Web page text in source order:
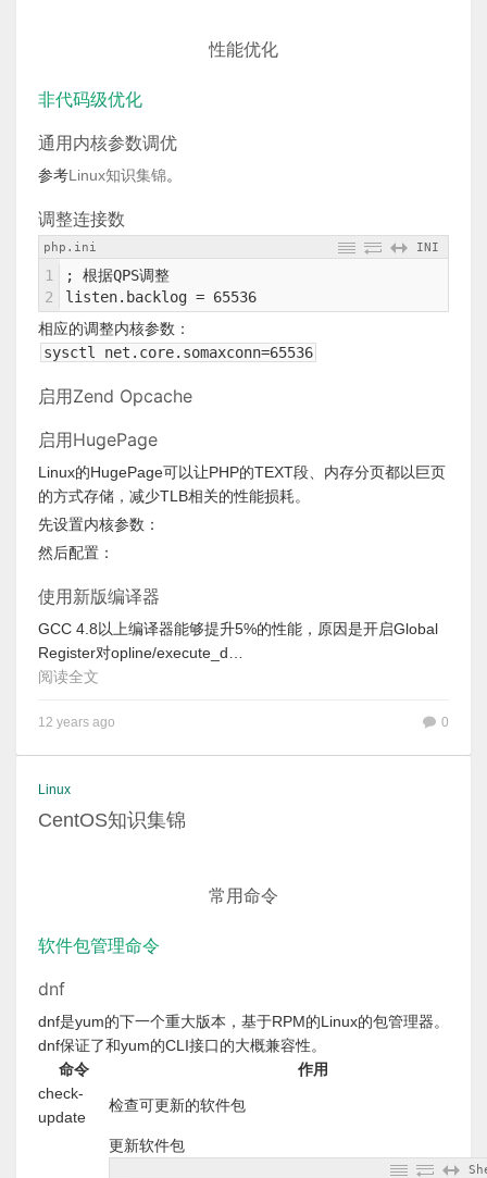
性能优化
非代码级优化
通用内核参数调优
参考Linux知识集锦。
调整连接数
php.ini INI
1
2
; 根据QPS调整
listen.backlog = 65536
相应的调整内核参数：
sysctl net.core.somaxconn=65536
启用Zend Opcache
启用HugePage
Linux的HugePage可以让PHP的TEXT段、内存分页都以巨页
的方式存储，减少TLB相关的性能损耗。
先设置内核参数：
然后配置：
使用新版编译器
GCC 4.8以上编译器能够提升5%的性能，原因是开启Global
Register对opline/execute_d…
阅读全文
12 years ago 0
Linux
CentOS知识集锦
常用命令
软件包管理命令
dnf
dnf是yum的下一个重大版本，基于RPM的Linux的包管理器。
dnf保证了和yum的CLI接口的大概兼容性。
命令
作用
check-
update
检查可更新的软件包
更新软件包